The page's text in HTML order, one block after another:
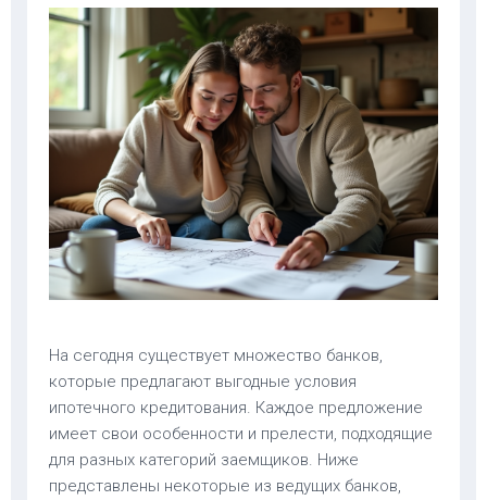
На сегодня существует множество банков,
которые предлагают выгодные условия
ипотечного кредитования. Каждое предложение
имеет свои особенности и прелести, подходящие
для разных категорий заемщиков. Ниже
представлены некоторые из ведущих банков,